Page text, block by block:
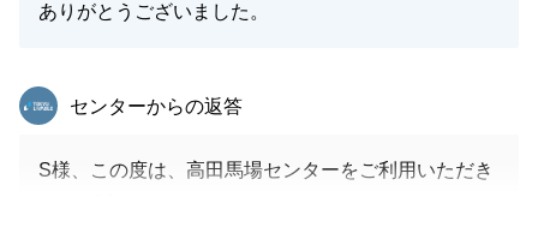
ありがとうございました。
東急リバブル
センターからの返答
S様、この度は、高田馬場センターをご利用いただき